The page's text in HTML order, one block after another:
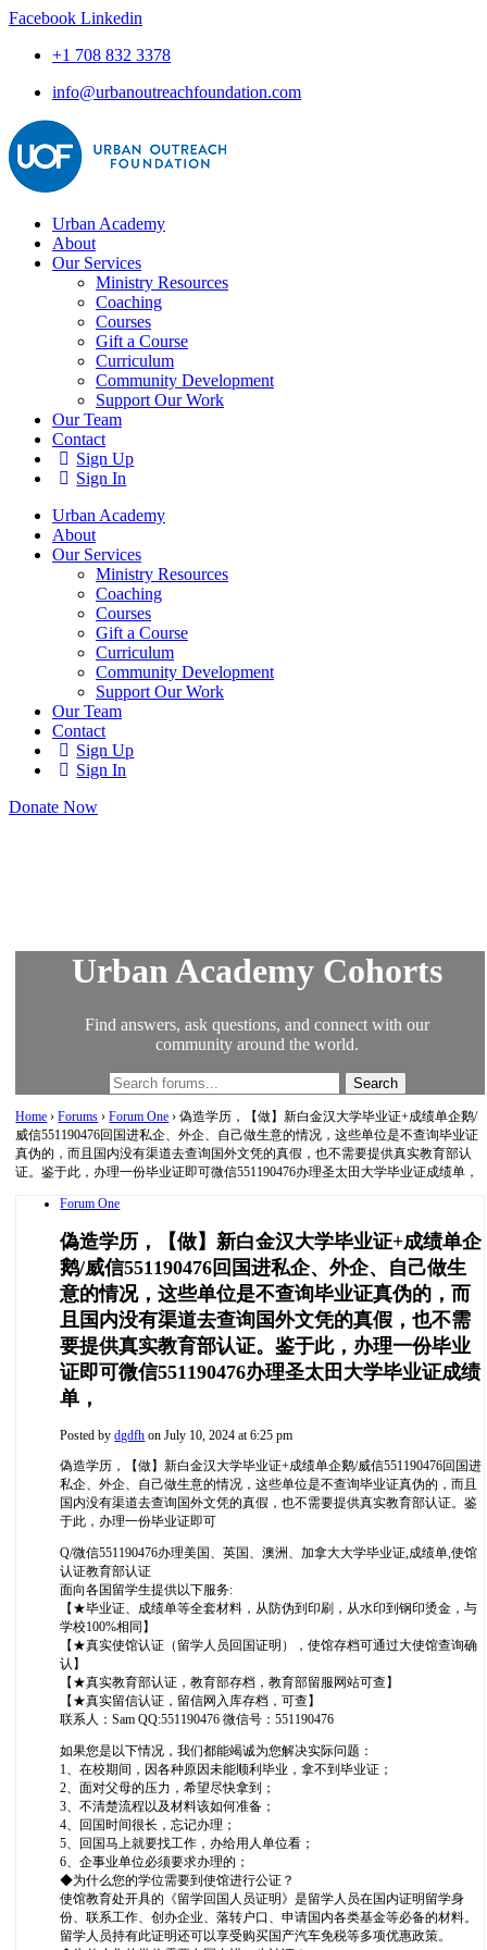
Facebook Linkedin
+1 708 832 3378
info@urbanoutreachfoundation.com
Urban Academy
About
Our Services
Ministry Resources
Coaching
Courses
Gift a Course
Curriculum
Community Development
Support Our Work
Our Team
Contact
Sign Up
Sign In
Urban Academy
About
Our Services
Ministry Resources
Coaching
Courses
Gift a Course
Curriculum
Community Development
Support Our Work
Our Team
Contact
Sign Up
Sign In
Donate Now
Urban Academy Cohorts
Find answers, ask questions, and connect with our
community around the world.
Home › Forums › Forum One › 偽造学历，【做】新白金汉大学毕业证+成绩单企鹅/
威信551190476回国进私企、外企、自己做生意的情况，这些单位是不查询毕业证
真伪的，而且国内没有渠道去查询国外文凭的真假，也不需要提供真实教育部认
证。鉴于此，办理一份毕业证即可微信551190476办理圣太田大学毕业证成绩单，
Forum One
偽造学历，【做】新白金汉大学毕业证+成绩单企
鹅/威信551190476回国进私企、外企、自己做生
意的情况，这些单位是不查询毕业证真伪的，而
且国内没有渠道去查询国外文凭的真假，也不需
要提供真实教育部认证。鉴于此，办理一份毕业
证即可微信551190476办理圣太田大学毕业证成绩
单，
Posted bydgdfh on July 10, 2024 at 6:25 pm
偽造学历，【做】新白金汉大学毕业证+成绩单企鹅/威信551190476回国进
私企、外企、自己做生意的情况，这些单位是不查询毕业证真伪的，而且
国内没有渠道去查询国外文凭的真假，也不需要提供真实教育部认证。鉴
于此，办理一份毕业证即可
Q/微信551190476办理美国、英国、澳洲、加拿大大学毕业证,成绩单,使馆
认证教育部认证
面向各国留学生提供以下服务:
【★毕业证、成绩单等全套材料，从防伪到印刷，从水印到钢印烫金，与
学校100%相同】
【★真实使馆认证（留学人员回国证明），使馆存档可通过大使馆查询确
认】
【★真实教育部认证，教育部存档，教育部留服网站可查】
【★真实留信认证，留信网入库存档，可查】
联系人：Sam QQ:551190476 微信号：551190476
如果您是以下情况，我们都能竭诚为您解决实际问题：
1、在校期间，因各种原因未能顺利毕业，拿不到毕业证；
2、面对父母的压力，希望尽快拿到；
3、不清楚流程以及材料该如何准备；
4、回国时间很长，忘记办理；
5、回国马上就要找工作，办给用人单位看；
6、企事业单位必须要求办理的；
◆为什么您的学位需要到使馆进行公证？
使馆教育处开具的《留学回国人员证明》是留学人员在国内证明留学身
份、联系工作、创办企业、落转户口、申请国内各类基金等必备的材料。
留学人员持有此证明还可以享受购买国产汽车免税等多项优惠政策。